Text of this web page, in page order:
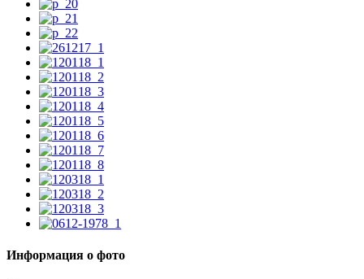
Информация о фото